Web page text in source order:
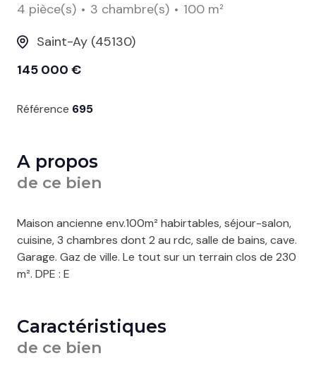
4 pièce(s)
3 chambre(s)
100 m²
Saint-Ay (45130)
145 000 €
Référence 695
A propos
de ce bien
Maison ancienne env.100m² habirtables, séjour-salon,
cuisine, 3 chambres dont 2 au rdc, salle de bains, cave.
Garage. Gaz de ville. Le tout sur un terrain clos de 230
m². DPE : E
Caractéristiques
de ce bien